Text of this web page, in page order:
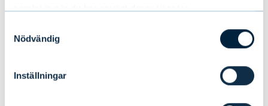
Nödvändig
Inställningar